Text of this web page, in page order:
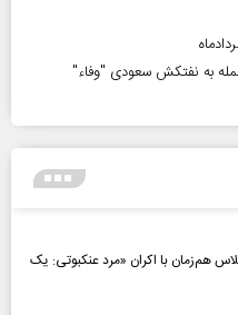
به نفتکش سعودی "وفاء"
هم‌زمان با اکران «مرد عنکبوتی: یک